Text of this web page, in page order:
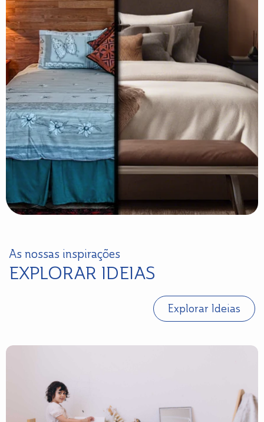
As nossas inspirações
EXPLORAR IDEIAS
Explorar Ideias